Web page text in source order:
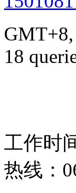
18
工作时
热线：